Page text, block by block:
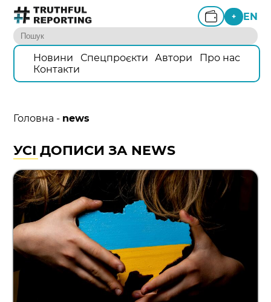
+ EN
Новини Спецпроєкти Автори
Про нас
Контакти
Головна - news
УСІ ДОПИСИ ЗА NEWS